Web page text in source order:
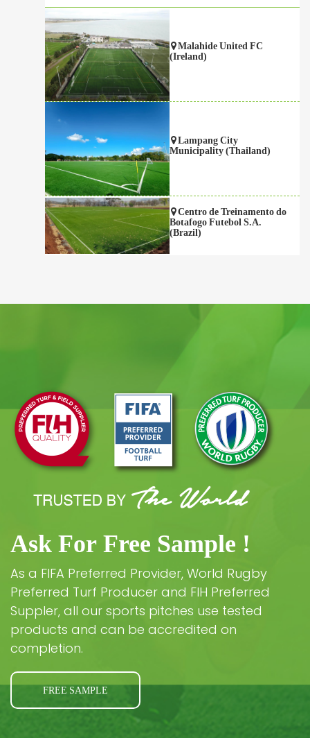
Malahide United FC
(Ireland)
Lampang City
Municipality (Thailand)
Centro de Treinamento do
Botafogo Futebol S.A.
(Brazil)
Ask For Free Sample !
As a FIFA Preferred Provider, World Rugby
Preferred Turf Producer and FIH Preferred
Suppler, all our sports pitches use tested
products and can be accredited on
completion.
FREE SAMPLE